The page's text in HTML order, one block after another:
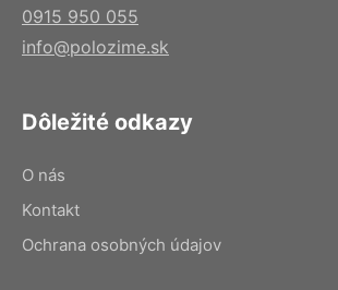
0915 950 055
info@polozime.sk
Dôležité odkazy
O nás
Kontakt
Ochrana osobných údajov